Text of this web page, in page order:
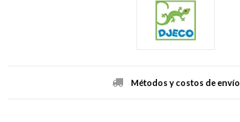
Métodos y costos de envío